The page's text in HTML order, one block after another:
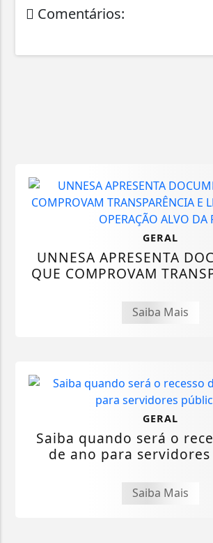
Comentários:
GERAL
UNNESA APRESENTA
QUE COMPROVAM
Saiba Mais
GERAL
Saiba quando será o
de ano para
Saiba Mais